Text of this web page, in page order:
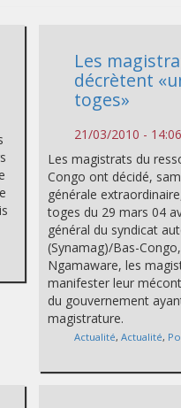
Les
décrètent
toges»
21/03/2010 - 14:06
Les magistrats du
Congo ont décidé,
générale
toges du 29 mars 04
général du syndicat
(Synamag)/Bas-
Ngamaware, les
manifester leur
du gouvernement
magistrature.
Actualité,Actualité,